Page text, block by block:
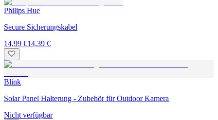
Philips Hue
Secure Sicherungskabel
14,99 €14,39 €
Blink
Solar Panel Halterung - Zubehör für Outdoor Kamera
Nicht verfügbar